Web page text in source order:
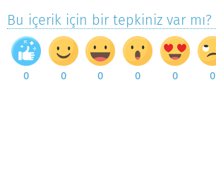
Bu içerik için bir tepkiniz var mı?
0 0 0 0 0 0